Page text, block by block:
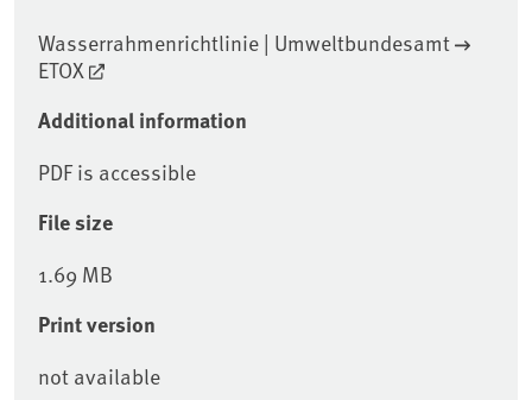
Wasserrahmenrichtlinie | Umweltbundesamt
ETOX
Additional information
PDF is accessible
File size
1.69 MB
Print version
not available